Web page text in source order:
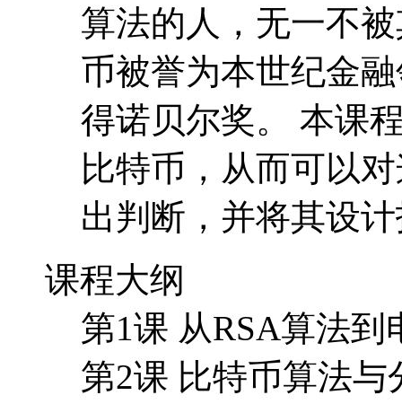
算法的人，无一不
币被誉为本世纪金
得诺贝尔奖。 本课
比特币，从而可以
出判断，并将其设
课程大纲
第1课 从RSA算法到
第2课 比特币算法与